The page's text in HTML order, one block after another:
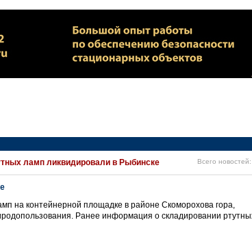
ламп ликвидировали в Рыбинске Всего
на контейнерной площадке в районе Скоморохова гора,
Ранее информация о складировании